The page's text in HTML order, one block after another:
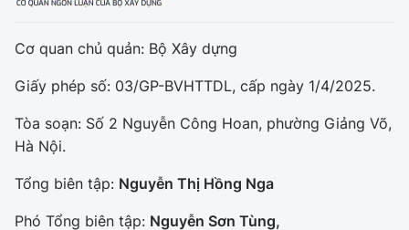
Cơ quan chủ quản: Bộ Xây dựng
Giấy phép số: 03/GP-BVHTTDL, cấp ngày 1/4/2025.
Tòa soạn: Số 2 Nguyễn Công Hoan, phường Giảng Võ,
Hà Nội.
Tổng biên tập: Nguyễn Thị Hồng Nga
Phó Tổng biên tập: Nguyễn Sơn Tùng,